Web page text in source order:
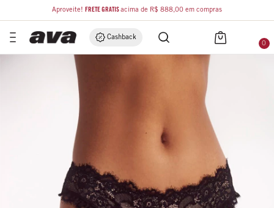
Aproveite! FRETE GRÁTISacima de R$ 888,00 em compras
Cashback
0